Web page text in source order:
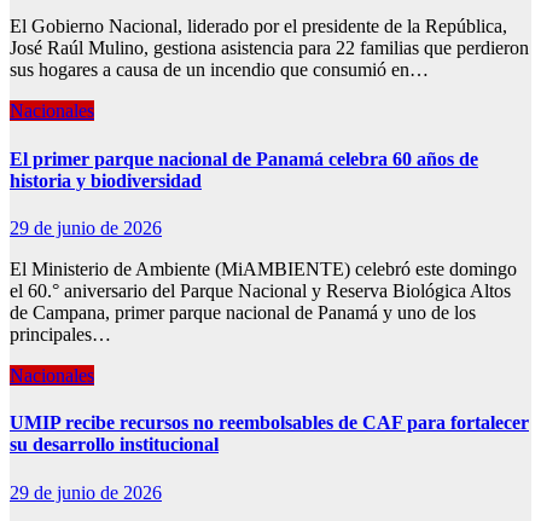
El Gobierno Nacional, liderado por el presidente de la República,
José Raúl Mulino, gestiona asistencia para 22 familias que perdieron
sus hogares a causa de un incendio que consumió en…
Nacionales
El primer parque nacional de Panamá celebra 60 años de
historia y biodiversidad
29 de junio de 2026
El Ministerio de Ambiente (MiAMBIENTE) celebró este domingo
el 60.° aniversario del Parque Nacional y Reserva Biológica Altos
de Campana, primer parque nacional de Panamá y uno de los
principales…
Nacionales
UMIP recibe recursos no reembolsables de CAF para fortalecer
su desarrollo institucional
29 de junio de 2026